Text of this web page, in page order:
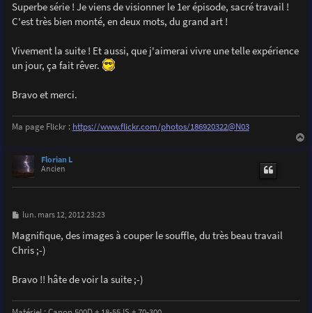
s
s
a
Superbe série ! Je viens de visionner le 1er épisode, sacré travail !
C'est très bien monté, en deux mots, du grand art !
Vivement la suite ! Et aussi, que j'aimerai vivre une telle expérience
un jour, ça fait rêver.
Bravo et merci.
Ma page Flickr : https://www.flickr.com/photos/186920322@N03
Florian L
Ancien
M
s
s
a
lun. mars 12, 2012 23:23
Magnifique, des images à couper le souffle, du très beau travail
Chris ;-)
Bravo !! hâte de voir la suite ;-)